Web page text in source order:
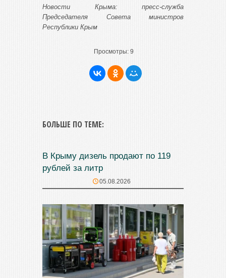
Новости Крыма: пресс-служба
Председателя Совета министров
Республики Крым
Просмотры: 9
БОЛЬШЕ ПО ТЕМЕ:
В Крыму дизель продают по 119
рублей за литр
05.08.2026